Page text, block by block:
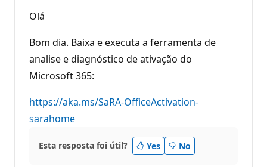
e
r
e
p
u
ç
Olá
Bom dia. Baixa e executa a ferramenta de
analise e diagnóstico de ativação do
Microsoft 365:
https://aka.ms/SaRA-OfficeActivation-
sarahome
Esta resposta foi útil? Yes No